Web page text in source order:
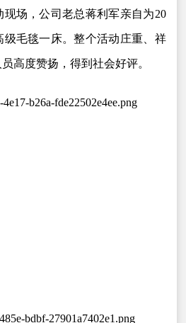
现场，公司老总蒋利军亲自为20
毛毯一床。整个活动庄重、祥
高度赞扬，得到社会好评。